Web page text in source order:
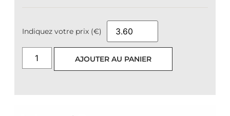
Indiquez votre prix (€)
AJOUTER AU PANIER